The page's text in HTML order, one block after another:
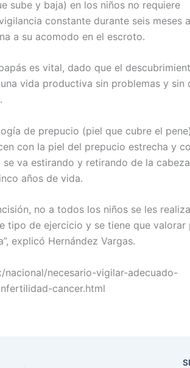
sube y baja) en los niños no requiere
constante durante seis meses
a su acomodo en el escroto.
es vital, dado que el
vida productiva sin problemas y sin
de prepucio (piel que cubre el
con la piel del prepucio estrecha y
va estirando y retirando de la
años de vida.
no a todos los niños se les
tipo de ejercicio y se tiene que valorar
explicó Hernández Vargas.
necesario-vigilar-adecuado-
cancer.html